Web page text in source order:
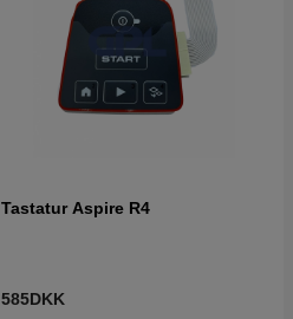
Tastatur Aspire R4
585DKK